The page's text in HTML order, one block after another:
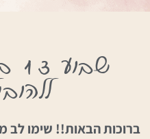
ברוכות הבאות!! שימו לב